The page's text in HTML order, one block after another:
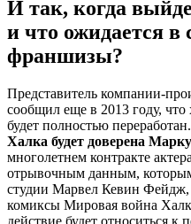
И так, когда
и что ожидается в
франшизы?
Представитель компании-
сообщил еще в 2013 году, что
будет полностью переработан.
Халка будет доверена
многолетнем контракте
отрывочным данным,
студии Марвел Кевин Фейдж,
комиксы Мировая война
действие будет относиться к